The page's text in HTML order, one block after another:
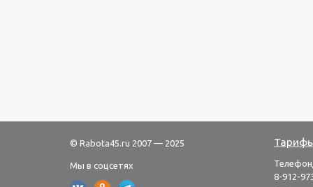
© Rabota45.ru 2007 — 2025
Мы в соцсетях
8-912-